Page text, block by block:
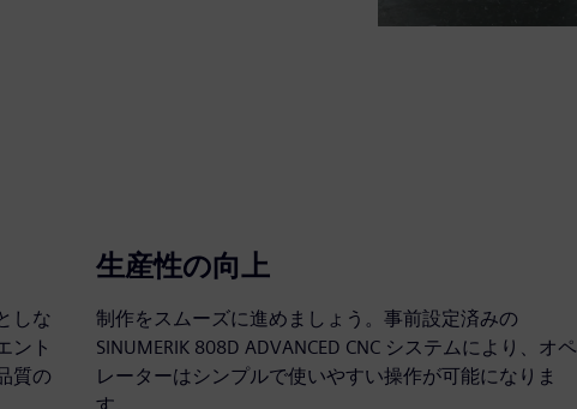
しな
ント
質の
生産性の向上
制作をスムーズに進めましょう。事前設定済みの
SINUMERIK 808D ADVANCED CNC システムにより、オペ
レーターはシンプルで使いやすい操作が可能になりま